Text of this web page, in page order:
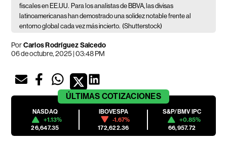
fiscales en EE.UU. Para los analistas de BBVA, las divisas
latinoamericanas han demostrado una solidez notable frente al
entorno global cada vez más incierto. (Shutterstock)
PorCarlos Rodríguez Salcedo
06 de octubre, 2025 | 03:48 PM
ÚLTIMAS COTIZACIONES
NASDAQ
+1.13%
26,647.35
IBOVESPA
-1.67%
172,622.36
S&P/BMV IPC
+0.85%
66,957.72